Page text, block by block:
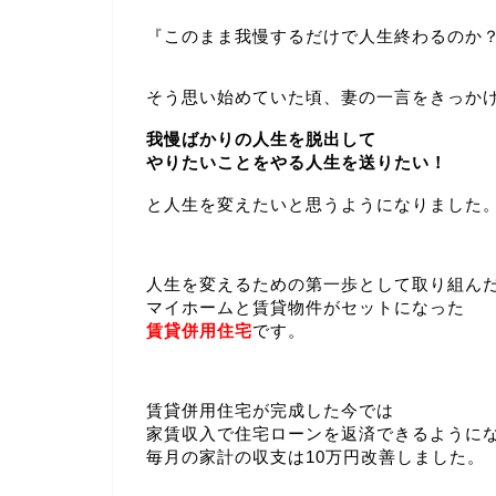
『このまま我慢するだけで人生終わるのか？
そう思い始めていた頃、妻の一言をきっか
我慢ばかりの人生を脱出して
やりたいことをやる人生を送りたい！
と人生を変えたいと思うようになりました。
人生を変えるための第一歩として取り組ん
マイホームと賃貸物件がセットになった
賃貸併用住宅です。
賃貸併用住宅が完成した今では
家賃収入で住宅ローンを返済できるようにな
毎月の家計の収支は10万円改善しました。